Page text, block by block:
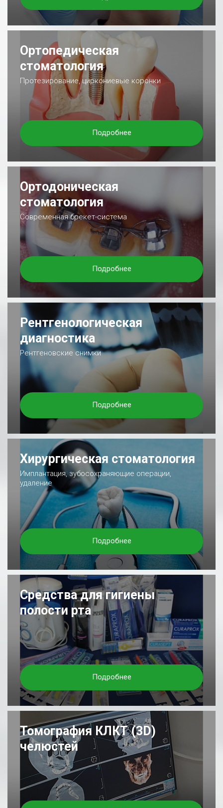
Ортопедическая
стоматология
Протезирование, циркониевые коронки
Подробнее
Ортодоническая
стоматология
Современная брекет-система
Подробнее
Рентгенологическая
диагностика
Рентгеновские снимки
Подробнее
Хирургическая стоматология
Имплантация, зубосохраняющие операции,
удаление
Подробнее
Средства для гигиены
полости рта
Подробнее
Томография КЛКТ (3D)
челюстей